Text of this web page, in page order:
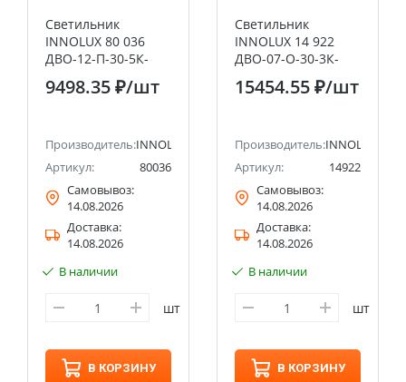
Светильник
INNOLUX 80 036
ДВО-12-П-30-5К-
IP54-CLIP-IN
9498.35 ₽/шт
Производитель:INNOLUX
Артикул:
80036
Самовывоз:
14.08.2026
Доставка:
14.08.2026
В наличии
шт
В КОРЗИНУ
Светильник
INNOLUX 14 922
ДВО-07-О-30-3К-
15454.55 ₽/шт
Производитель:INNOLUX
Артикул:
14922
Самовывоз:
14.08.2026
Доставка:
14.08.2026
В наличии
шт
В КОРЗИНУ